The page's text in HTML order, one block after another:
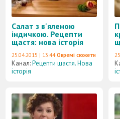
Салат з в'яленою
індичкою. Рецепти
щастя: нова історія
25.04.2015 | 13:44 Окремі сюжети
Канал:Рецепти щастя. Нова
історія